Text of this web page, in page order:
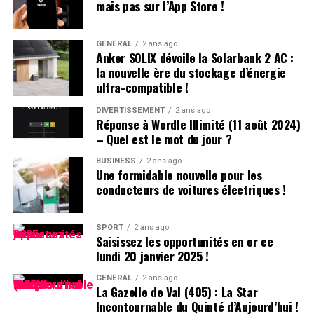
prédire quand ou où pourrait surgir prochainement un
autre événement majeur susceptible modifier notre
climat. »
tarifaires dans toute la gamme par rapport aux
générations précédentes, il peut s’avérer difficile
d’identifier une bonne affaire. Heureusement, notre
équipe d’experts apple scrute Internet tout au long de
l’année pour dénicher les meilleures offres sur le
MacBook pro ainsi que sur le MacBook Air qui présente
également plusieurs similitudes avec son homologue
pro.
Comparaison des Prix Actuels
Vous trouverez ci-dessous des tableaux comparatifs
affichant les meilleurs prix actuels pour chaque modèle
standard du MacBook Pro (y compris ceux mis en vente
depuis le 8 novembre). Des offres sont également
disponibles pour certains modèles désormais
discontinués tant qu’ils restent en stock chez divers
détaillants.
mais pas sur l’App Store !
GÉNÉRAL 2 ans ago
Anker SOLIX dévoile la Solarbank 2 AC :
la nouvelle ère du stockage d’énergie
ultra-compatible !
DIVERTISSEMENT 2 ans ago
Réponse à Wordle Illimité (11 août 2024)
– Quel est le mot du jour ?
BUSINESS 2 ans ago
Une formidable nouvelle pour les
conducteurs de voitures électriques !
SPORT 2 ans ago
Saisissez les opportunités en or ce
lundi 20 janvier 2025 !
GÉNÉRAL 2 ans ago
La Gazelle de Val (405) : La Star
Incontournable du Quinté d’Aujourd’hui !